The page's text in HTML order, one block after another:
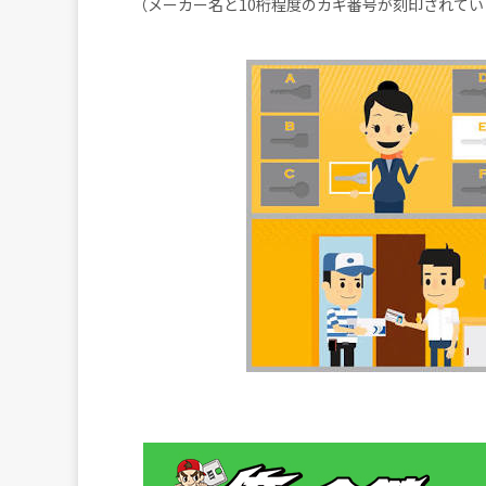
（メーカー名と10桁程度のカギ番号が刻印されて